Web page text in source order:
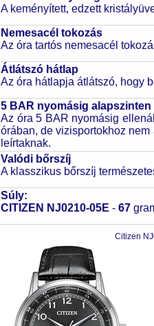
A keményített, edzett
Nemesacél tokozás
Az óra tartós nemesacél
Átlátszó hátlap
Az óra hátlapja átlátszó, hogy
5 BAR nyomásig alapszinten
Az óra 5 BAR nyomásig
órában, de vizisportokhoz
leírtaknak.
Valódi bőrszíj
A klasszikus bőrszíj
Súly:
CITIZEN NJ0210-05E - 67
Citizen